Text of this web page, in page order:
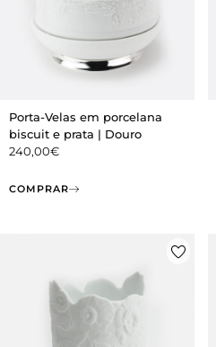
Porta-Velas em porcelana
biscuit e prata | Douro
240,00€
COMPRAR